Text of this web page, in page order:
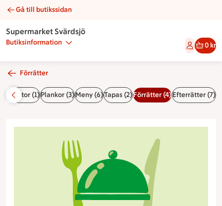
Laxcheescake | Catering Supermarket Svärdsjö
Gå till butikssidan
Supermarket Svärdsjö
Butiksinformation 0 kr
Förrätter
Tårtor (1)Plankor (3)Meny (6)Tapas (2)Förrätter (4)Efterrätter (7)